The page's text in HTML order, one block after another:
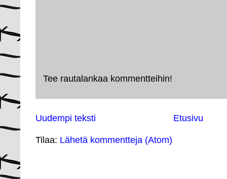
Tee rautalankaa kommentteihin!
Uudempi teksti Etusivu
Tilaa: Lähetä kommentteja (Atom)